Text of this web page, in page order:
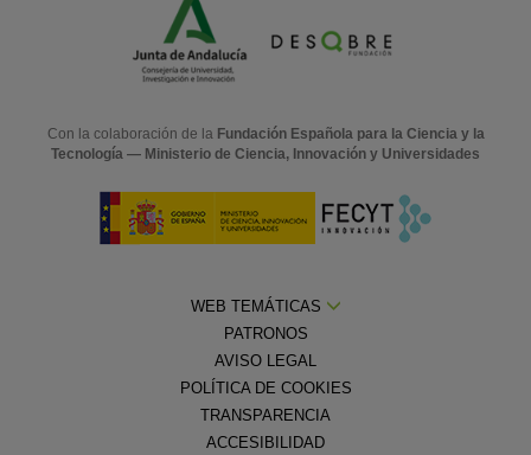
Con la colaboración de la Fundación Española para la Ciencia y la
Tecnología — Ministerio de Ciencia, Innovación y Universidades
WEB TEMÁTICAS
PATRONOS
AVISO LEGAL
POLÍTICA DE COOKIES
TRANSPARENCIA
ACCESIBILIDAD